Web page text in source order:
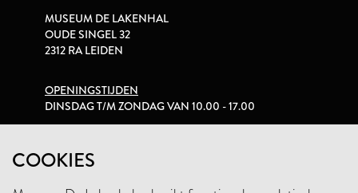
COOKIES
MUSEUM DE LAKENHAL
OUDE SINGEL 32
2312 RA LEIDEN
OPENINGSTIJDEN
DINSDAG T/M ZONDAG VAN 10.00 - 17.00